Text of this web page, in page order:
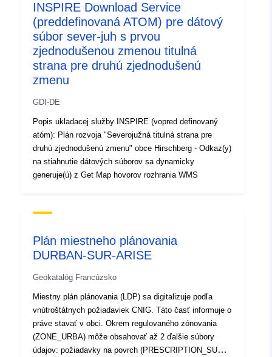
INSPIRE Download Service
(preddefinovaná ATOM) pre dátový
súbor sever-juh s prvou
zjednodušenou zmenou titulná
strana pre druhú zjednodušenú
zmenu
GDI-DE
Popis ukladacej služby INSPIRE (vopred definovaný
atóm): Plán rozvoja "Severojužná titulná strana pre
druhú zjednodušenú zmenu" obce Hirschberg - Odkaz(y)
na stiahnutie dátových súborov sa dynamicky
generuje(ú) z Get Map hovorov rozhrania WMS
Plán miestneho plánovania
DURBAN-SUR-ARISE
Geokatalóg Francúzsko
Miestny plán plánovania (LDP) sa digitalizuje podľa
vnútroštátnych požiadaviek CNIG. Táto časť informuje o
práve stavať v obci. Okrem regulovaného zónovania
(ZONE_URBA) môže obsahovať až 2 ďalšie súbory
údajov: požiadavky na povrch (PRESCRIPTION_SURF)